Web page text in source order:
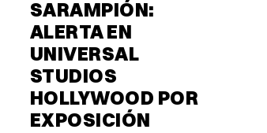
SARAMPIÓN:
ALERTA EN
UNIVERSAL
STUDIOS
HOLLYWOOD POR
EXPOSICIÓN